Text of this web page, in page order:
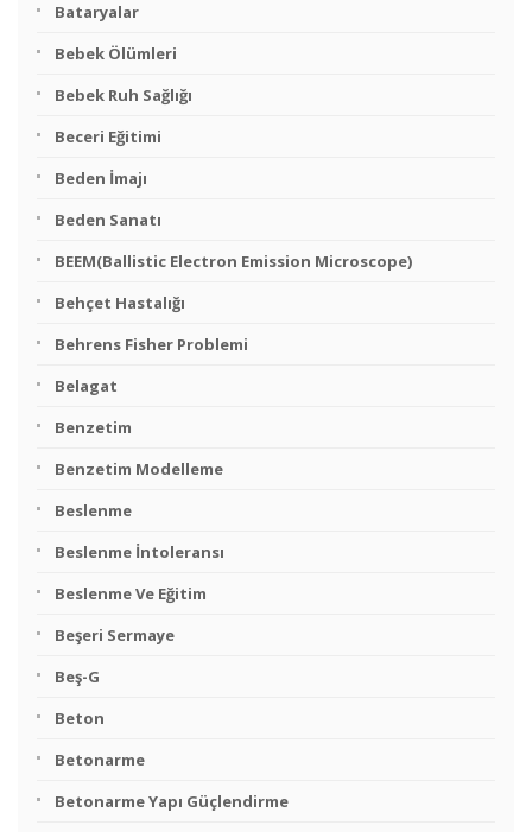
Bataryalar
Bebek Ölümleri
Bebek Ruh Sağlığı
Beceri Eğitimi
Beden İmajı
Beden Sanatı
BEEM(Ballistic Electron Emission Microscope)
Behçet Hastalığı
Behrens Fisher Problemi
Belagat
Benzetim
Benzetim Modelleme
Beslenme
Beslenme İntoleransı
Beslenme Ve Eğitim
Beşeri Sermaye
Beş-G
Beton
Betonarme
Betonarme Yapı Güçlendirme